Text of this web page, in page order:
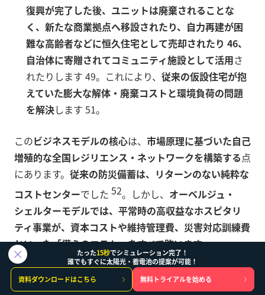
復興が完了した後、ユニットは廃棄されることな
く、新たな商業拠点へ移設されたり、自力再建が困
難な高齢者などに恒久住宅として売却されたり 46、
自治体に寄贈されてコミュニティ施設として活用さ
れたりします 49。これにより、 従来の仮設住宅が抱
えていた膨大な解体・廃棄コストと環境負荷の問題
を解決します 51。
このビジネスモデルの核心は、 市場原理に基づいた自己
増殖的な全国レジリエンス・ネットワークを構築する点
にあります。 従来の防災備蓄は、リターンのない純粋な
コストセンターでした 52。しかし、 オーベルジュ・
シェルターモデルでは、平常時の高収益なホスピタリ
ティ事業が、資本コストや維持管理費、災害対応訓練費
といった「備えのコスト」をすべて賄います。
そして災害発生時には、災害救助法に基づく公的資金に
よって運営されるB2G（Business to Government）
たった15秒でシミュレーション完了！
誰でもすぐに太陽光・蓄電池の提案が可能！
資料ダウンロードはこちら
無料トライアルを始める